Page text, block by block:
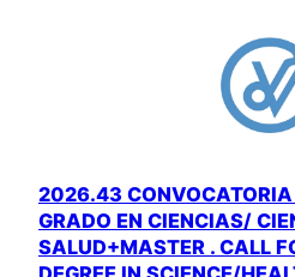
2026.43
GRADO EN CIENCIAS/
SALUD+MASTER . CALL